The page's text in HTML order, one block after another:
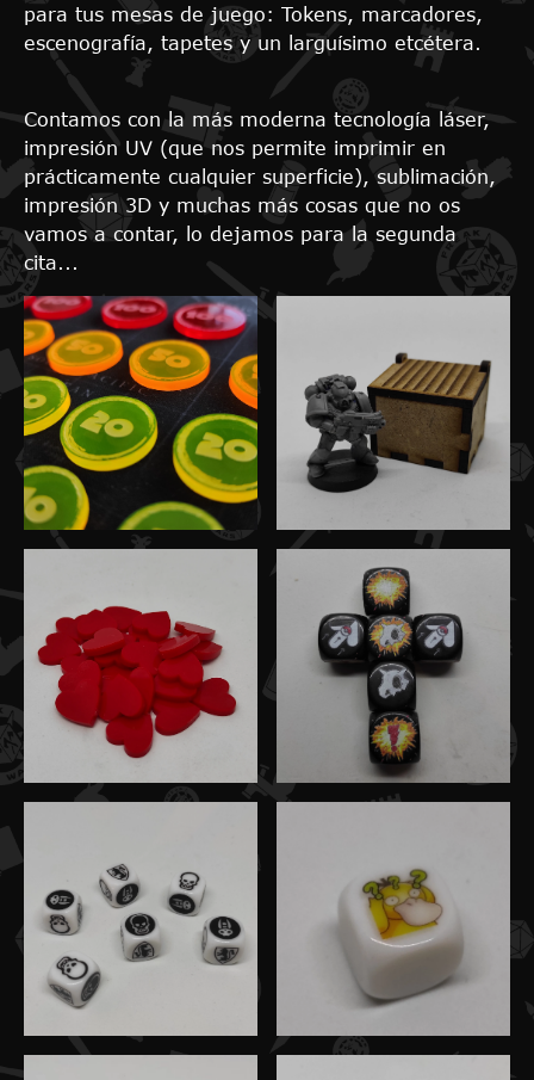
para tus mesas de juego: Tokens, marcadores,
escenografía, tapetes y un larguísimo etcétera.
Contamos con la más moderna tecnología láser,
impresión UV (que nos permite imprimir en
prácticamente cualquier superficie), sublimación,
impresión 3D y muchas más cosas que no os
vamos a contar, lo dejamos para la segunda
cita...